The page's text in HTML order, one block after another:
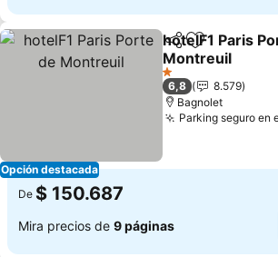
Opción destacada
CompartirAgregar a
hotelF1 Paris
Montreuil
Ver precios
1 Estrellas
6,8
8.579
Bagnolet
Parking seguro en
De $ 150.687
Mira precios de 9 páginas